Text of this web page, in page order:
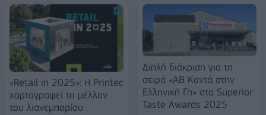
«Retail in 2025»: Η Printec
χαρτογραφεί το μέλλον
του λιανεμπορίου
Διπλή διάκριση για τη
σειρά «ΑΒ Κοντά στην
Ελληνική Γη» στα Superior
Taste Awards 2025